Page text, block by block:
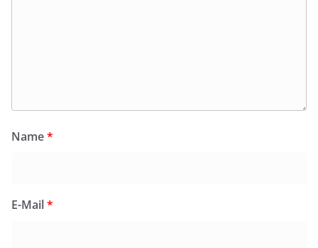
Name*
E-Mail*